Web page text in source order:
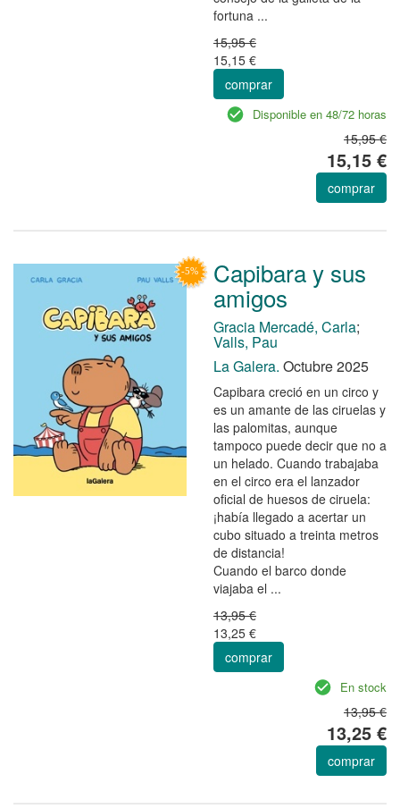
fortuna ...
15,95 €
15,15 €
comprar
Disponible en 48/72 horas
15,95 €
15,15 €
comprar
Capibara y sus
amigos
Gracia Mercadé, Carla;
Valls, Pau
La Galera. Octubre 2025
Capibara creció en un circo y
es un amante de las ciruelas y
las palomitas, aunque
tampoco puede decir que no a
un helado. Cuando trabajaba
en el circo era el lanzador
oficial de huesos de ciruela:
¡había llegado a acertar un
cubo situado a treinta metros
de distancia!
Cuando el barco donde
viajaba el ...
13,95 €
13,25 €
comprar
En stock
13,95 €
13,25 €
comprar